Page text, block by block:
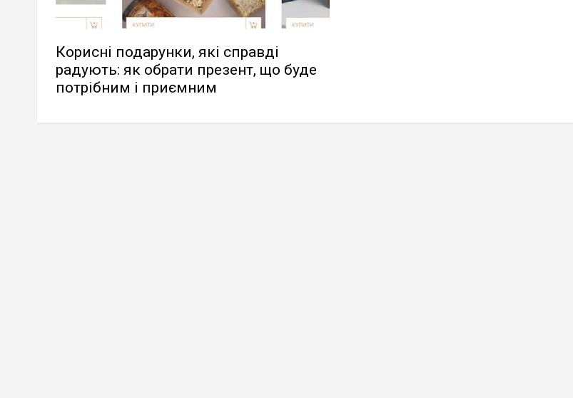
Корисні подарунки, які справді
радують: як обрати презент, що буде
потрібним і приємним